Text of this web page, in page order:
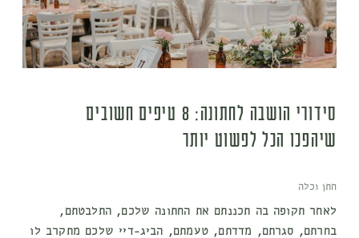
סידורי הושבה לחתונה: 8 טיפים חשובים
שיהפכו הכל לפשוט יותר
חתן וכלה
לאחר תקופה בה תכננתם את החתונה שלכם, התלבטתם,
בחרתם, סגרתם, מדדתם, טעמתם, הביג-דיי שלכם מתקרב לו